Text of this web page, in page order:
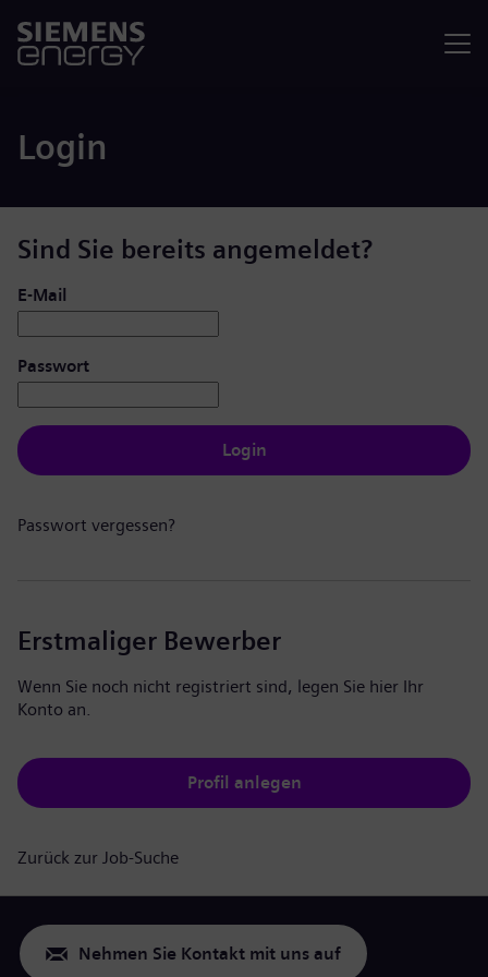
Login
Sind Sie bereits angemeldet?
Login: Benutzer und Passwort
E-Mail
Passwort
Login
Passwort vergessen?
Erstmaliger Bewerber
Wenn Sie noch nicht registriert sind, legen Sie hier Ihr
Konto an.
Profil anlegen
Zurück zur Job-Suche
Nehmen Sie Kontakt mit uns auf